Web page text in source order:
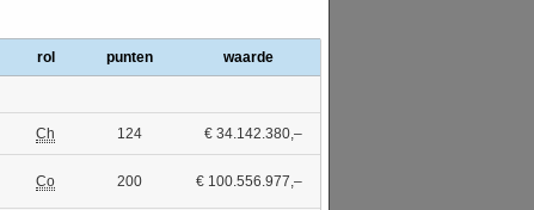
rol punten waarde
Ch 124 € 34.142.380,–
Co 200 € 100.556.977,–